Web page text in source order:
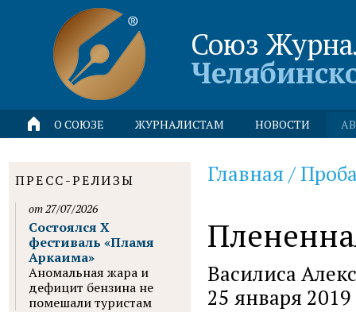
Союз
О СОЮЗЕ ЖУРНАЛИСТАМ НОВОСТИ
Главная /
Василиса
25 января 2019
ПРЕСС-РЕЛИЗЫ
от 27/07/2026
Состоялся X
фестиваль «Пламя
Аркаима»
Аномальная жара и
дефицит бензина не
помешали туристам